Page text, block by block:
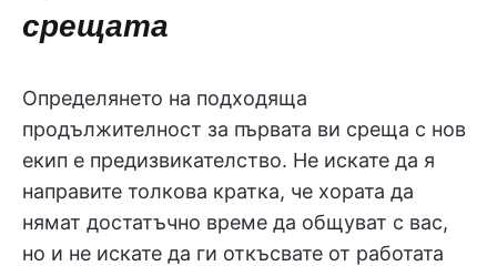
срещата
Определянето на подходяща
продължителност за първата ви среща с нов
екип е предизвикателство. Не искате да я
направите толкова кратка, че хората да
нямат достатъчно време да общуват с вас,
но и не искате да ги откъсвате от работата